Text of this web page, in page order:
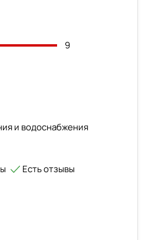
9
и водоснабжения
Есть отзывы